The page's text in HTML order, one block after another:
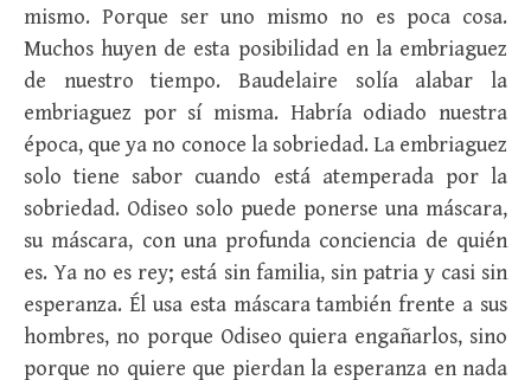
mismo. Porque ser uno mismo no es poca cosa.
Muchos huyen de esta posibilidad en la embriaguez
de nuestro tiempo. Baudelaire solía alabar la
embriaguez por sí misma. Habría odiado nuestra
época, que ya no conoce la sobriedad. La embriaguez
solo tiene sabor cuando está atemperada por la
sobriedad. Odiseo solo puede ponerse una máscara,
su máscara, con una profunda conciencia de quién
es. Ya no es rey; está sin familia, sin patria y casi sin
esperanza. Él usa esta máscara también frente a sus
hombres, no porque Odiseo quiera engañarlos, sino
porque no quiere que pierdan la esperanza en nada